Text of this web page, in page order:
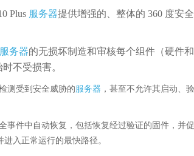
Plus 服务器提供增强的、整体的 360 度安
服务器的无损坏制造和审核每个组件（硬件
不受损害。
测受到安全威胁的服务器 ，甚至不允许其启动、
事件中自动恢复，包括恢复经过验证的固件，并
进入正常运行的最快路径。